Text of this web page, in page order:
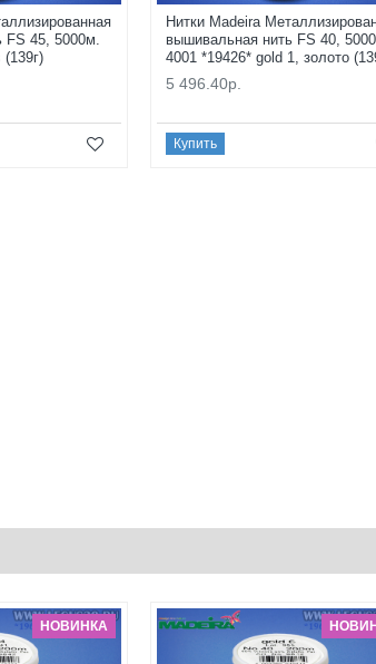
45, 5000м.
Нитки Madeira
вышивальная нить FS 40,
4001 *19426* gold 1, золото
5 496.40р.
Купить
НОВИНКА